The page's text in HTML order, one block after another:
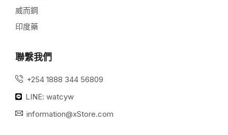
威而鋼
印度藥
聯繫我們
+254 1888 344 56809
LINE: watcyw
information@xStore.com